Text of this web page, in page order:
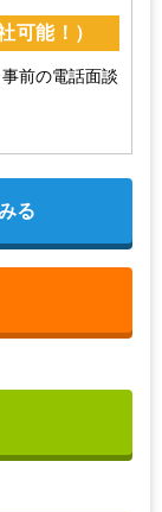
可能！）
前の電話面談
る